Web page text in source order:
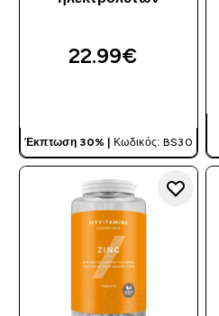
22.99€‎
Έκπτωση 30% | Κωδικός: BS30